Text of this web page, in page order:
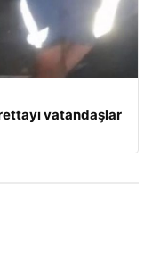
vatandaşlar